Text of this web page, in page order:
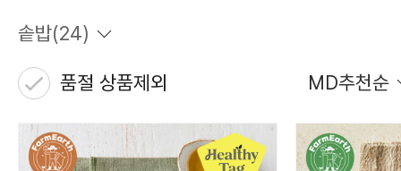
솥밥(24)
품절 상품제외 MD추천순